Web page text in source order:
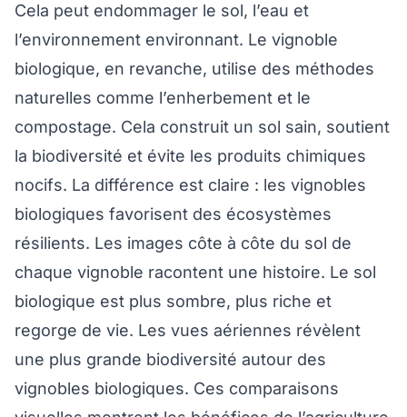
Cela peut endommager le sol, l’eau et
l’environnement environnant. Le vignoble
biologique, en revanche, utilise des méthodes
naturelles comme l’enherbement et le
compostage. Cela construit un sol sain, soutient
la biodiversité et évite les produits chimiques
nocifs. La différence est claire : les vignobles
biologiques favorisent des écosystèmes
résilients. Les images côte à côte du sol de
chaque vignoble racontent une histoire. Le sol
biologique est plus sombre, plus riche et
regorge de vie. Les vues aériennes révèlent
une plus grande biodiversité autour des
vignobles biologiques. Ces comparaisons